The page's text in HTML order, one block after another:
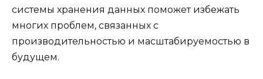
системы хранения данных поможет избежать
многих проблем, связанных с
производительностью и масштабируемостью в
будущем.